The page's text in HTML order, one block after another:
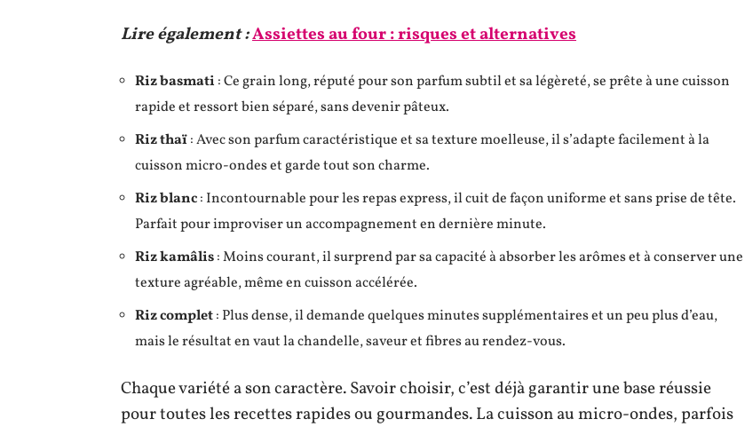
Lire également :Assiettes au four : risques et alternatives
Riz basmati : Ce grain long, réputé pour son parfum subtil et sa légèreté, se prête à une cuisson
rapide et ressort bien séparé, sans devenir pâteux.
Riz thaï: Avec son parfum caractéristique et sa texture moelleuse, il s’adapte facilement à la
cuisson micro-ondes et garde tout son charme.
Riz blanc: Incontournable pour les repas express, il cuit de façon uniforme et sans prise de tête.
Parfait pour improviser un accompagnement en dernière minute.
Riz kamâlis: Moins courant, il surprend par sa capacité à absorber les arômes et à conserver une
texture agréable, même en cuisson accélérée.
Riz complet: Plus dense, il demande quelques minutes supplémentaires et un peu plus d’eau,
mais le résultat en vaut la chandelle, saveur et fibres au rendez-vous.
Chaque variété a son caractère. Savoir choisir, c’est déjà garantir une base réussie
pour toutes les recettes rapides ou gourmandes. La cuisson au micro-ondes, parfois